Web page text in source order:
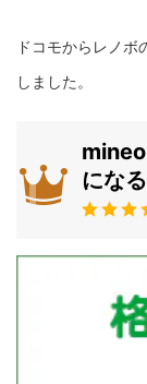
ドコモからレノ
しました。
にな